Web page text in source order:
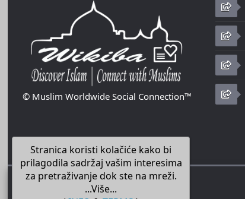
© Muslim Worldwide Social Connection™
Stranica koristi kolačiće kako bi
prilagodila sadržaj vašim interesima
za pretraživanje dok ste na mreži.
...Više...